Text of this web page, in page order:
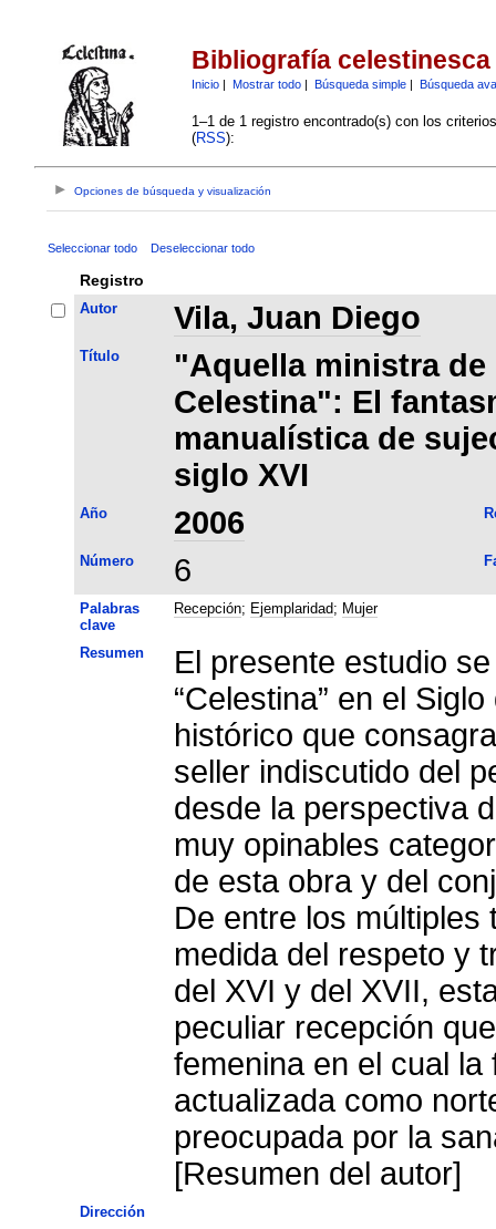
Bibliografía celestinesca
Inicio| Mostrar todo| Búsqueda simple| Búsqueda
1–1 de 1 registro encontrado(s) con los
(RSS):
Opciones de búsqueda y visualización
Seleccionar todo Deseleccionar todo
Registro
Autor Vila, Juan Diego
Título
"Aquella ministra de
Celestina": El
manualística de
siglo XVI
Año 2006
Número 6
Palabras
clave
Recepción; Ejemplaridad; Mujer
Resumen
El presente estudio
“Celestina” en el
histórico que
seller indiscutido del
desde la perspectiva
muy opinables
de esta obra y del
De entre los múltiples
medida del respeto y
del XVI y del XVII,
peculiar recepción
femenina en el cual
actualizada como
preocupada por la
[Resumen del autor]
Dirección